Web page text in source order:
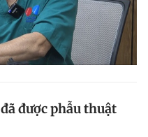
được phẫu thuật